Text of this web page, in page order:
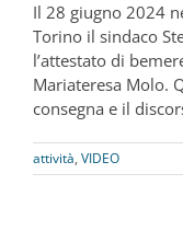
Il 28 giugno 2024
Torino il sindaco
l’attestato di
Mariateresa Molo.
consegna e il
attività, VIDEO